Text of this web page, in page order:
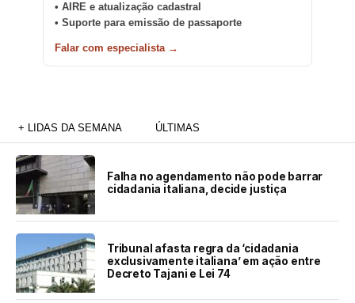
• AIRE e atualização cadastral
• Suporte para emissão de passaporte
Falar com especialista →
+ LIDAS DA SEMANA ÚLTIMAS
Falha no agendamento não pode barrar
cidadania italiana, decide justiça
Tribunal afasta regra da ‘cidadania
exclusivamente italiana’ em ação entre
Decreto Tajani e Lei 74